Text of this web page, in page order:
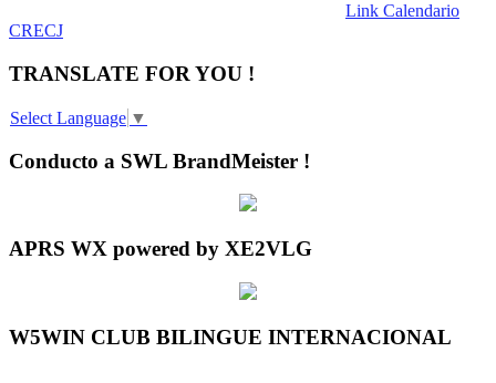
Link Calendario
CRECJ
TRANSLATE FOR YOU !
Select Language ▼
Conducto a SWL BrandMeister !
APRS WX powered by XE2VLG
W5WIN CLUB BILINGUE INTERNACIONAL